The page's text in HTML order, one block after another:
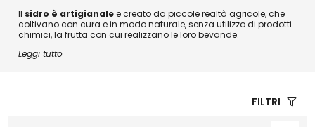
Il sidro è artigianalee creato da piccole realtà agricole, che
coltivano con cura e in modo naturale, senza utilizzo di prodotti
chimici, la frutta con cui realizzano le loro bevande.
Leggi tutto
FILTRI